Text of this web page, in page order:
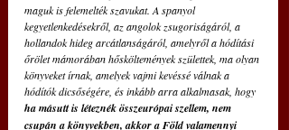
maguk is felemelték szavukat. A spanyol
kegyetlenkedésekről, az angolok zsugoriságáról, a
hollandok hideg arcátlanságáról, amelyről a hódítási
őrölet mámorában hősköltemények születtek, ma olyan
könyveket írnak, amelyek vajmi kevéssé válnak a
hódítók dicsőségére, és inkább arra alkalmasak, hogy
ha másutt is léteznék összeurópai szellem, nem
csupán a könyvekben, akkor a Föld valamennyi